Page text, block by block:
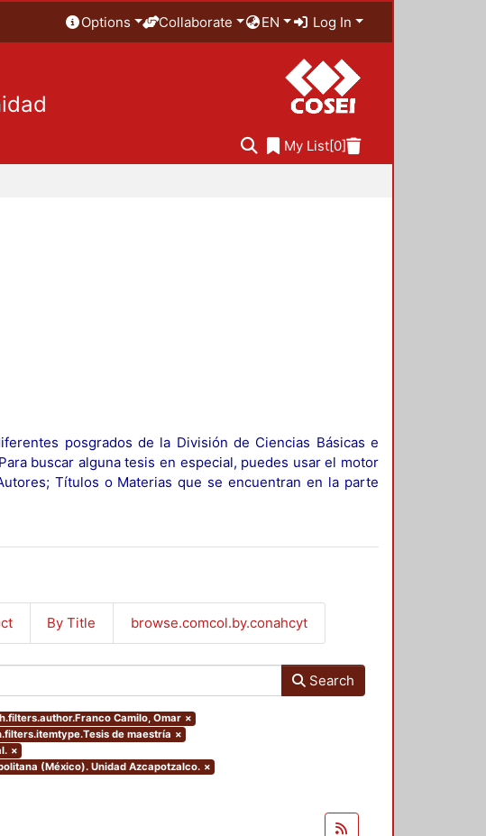
Options Collaborate EN Log In
My List[0]
posgrados de la División de Ciencias Básicas e
buscar alguna tesis en especial, puedes usar el motor
Títulos o Materias que se encuentran en la parte
By Title browse.comcol.by.conahcyt
Search
Camilo, Omar ×
de maestría ×
×
(México). Unidad Azcapotzalco. ×